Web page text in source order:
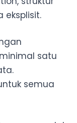
eksplisit.
satu
semua